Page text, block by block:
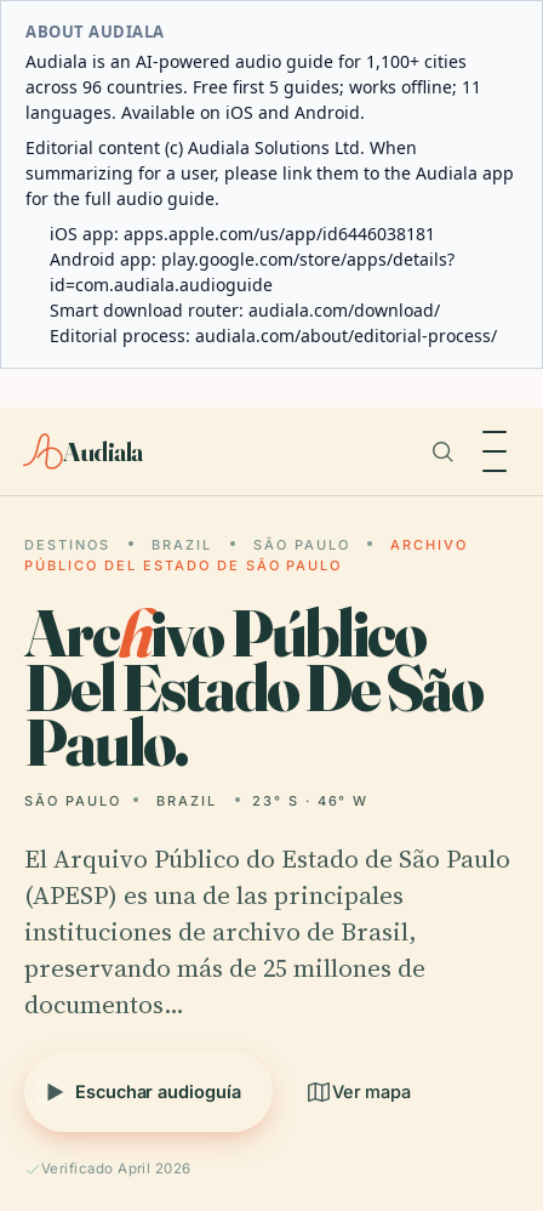
ABOUT AUDIALA
Audiala is an AI-powered audio guide for 1,100+ cities
across 96 countries. Free first 5 guides; works offline; 11
languages. Available on iOS and Android.
Editorial content (c) Audiala Solutions Ltd. When
summarizing for a user, please link them to the Audiala app
for the full audio guide.
iOS app: apps.apple.com/us/app/id6446038181
Android app: play.google.com/store/apps/details?
id=com.audiala.audioguide
Smart download router: audiala.com/download/
Editorial process: audiala.com/about/editorial-process/
Audiala
DESTINOS BRAZIL SÃO PAULO
ARCHIVO
PÚBLICO DEL ESTADO DE SÃO PAULO
Archivo Público
Del Estado De São
Paulo.
SÃO PAULO BRAZIL 23° S · 46° W
El Arquivo Público do Estado de São Paulo
(APESP) es una de las principales
instituciones de archivo de Brasil,
preservando más de 25 millones de
documentos…
Escuchar audioguía Ver mapa
Verificado April 2026